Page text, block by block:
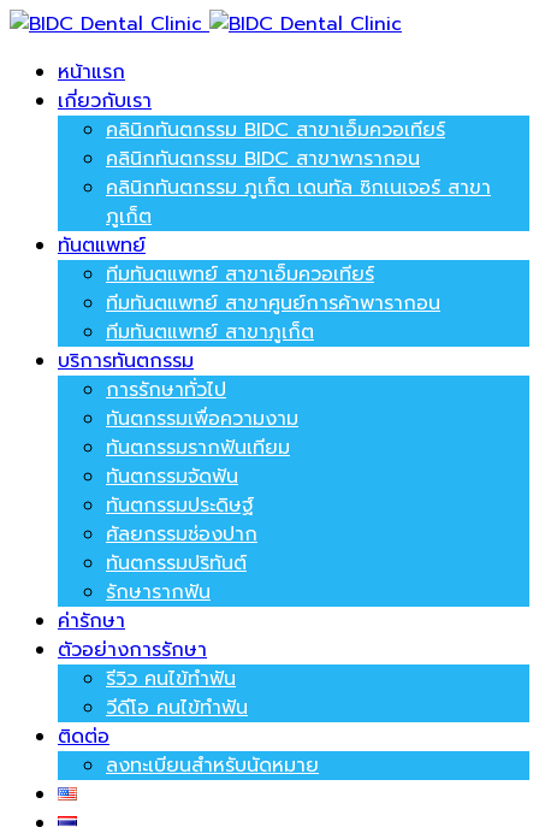
หน้าแรก
เกี่ยวกับเรา
คลินิกทันตกรรม BIDC สาขาเอ็มควอเทียร์
คลินิกทันตกรรม BIDC สาขาพารากอน
คลินิกทันตกรรม ภูเก็ต เดนทัล ซิกเนเจอร์ สาขา
ภูเก็ต
ทันตแพทย์
ทีมทันตแพทย์ สาขาเอ็มควอเทียร์
ทีมทันตแพทย์ สาขาศูนย์การค้าพารากอน
ทีมทันตแพทย์ สาขาภูเก็ต
บริการทันตกรรม
การรักษาทั่วไป
ทันตกรรมเพื่อความงาม
ทันตกรรมรากฟันเทียม
ทันตกรรมจัดฟัน
ทันตกรรมประดิษฐ์
ศัลยกรรมช่องปาก
ทันตกรรมปริทันต์
รักษารากฟัน
ค่ารักษา
ตัวอย่างการรักษา
รีวิว คนไข้ทำฟัน
วีดีโอ คนไข้ทำฟัน
ติดต่อ
ลงทะเบียนสำหรับนัดหมาย